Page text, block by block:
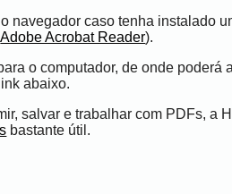
navegador caso tenha instalado
Adobe Acrobat Reader).
o computador, de onde poderá
abaixo.
salvar e trabalhar com PDFs, a
bastante útil.